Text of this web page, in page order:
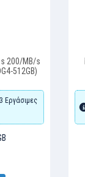
200/MB/s
512GB)
Εργάσιμες